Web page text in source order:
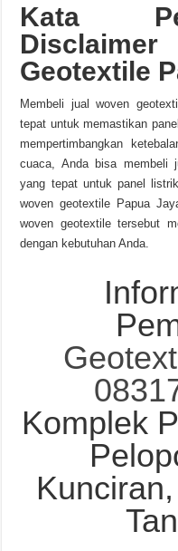
Kata
Geotextile
Membeli jual woven
tepat untuk memastikan
mempertimbangkan
cuaca, Anda bisa membeli
yang tepat untuk panel
woven geotextile Papua
woven geotextile tersebut
dengan kebutuhan Anda.
Komplek